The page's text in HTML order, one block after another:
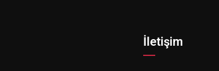
İletişim